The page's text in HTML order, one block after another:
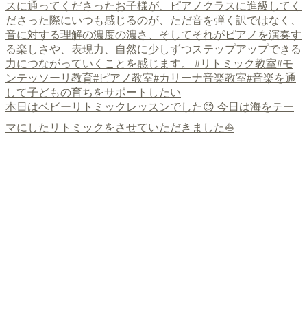
本日はベビーリトミックレッスンでした😊 今日は海をテー
マにしたリトミックをさせていただきました⛵️